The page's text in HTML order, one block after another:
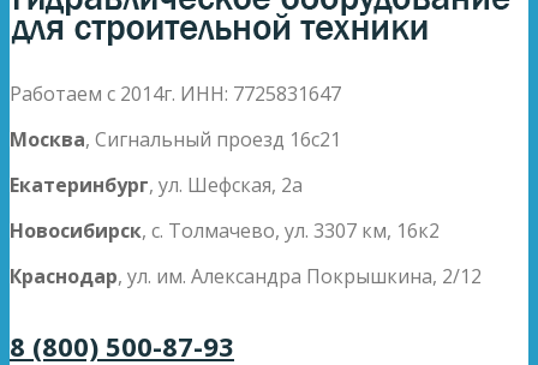
Работаем с 2014г. ИНН: 7725831647
Москва, Сигнальный проезд 16с21
Екатеринбург, ул. Шефская, 2а
Новосибирск, с. Толмачево, ул. 3307 км, 16к2
Краснодар, ул. им. Александра Покрышкина, 2/12
8 (800) 500-87-93